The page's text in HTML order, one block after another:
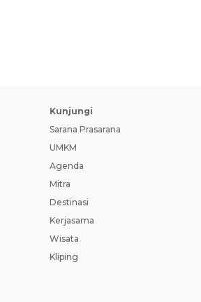
Kunjungi
Sarana Prasarana
UMKM
Agenda
Mitra
Destinasi
Kerjasama
Wisata
Kliping